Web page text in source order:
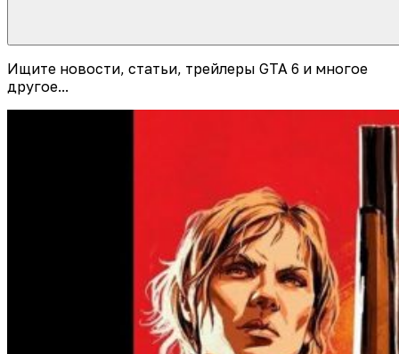
Ищите новости, статьи, трейлеры GTA 6 и многое
другое...